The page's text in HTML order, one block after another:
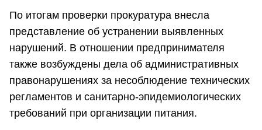
По итогам проверки прокуратура внесла
представление об устранении выявленных
нарушений. В отношении предпринимателя
также возбуждены дела об административных
правонарушениях за несоблюдение технических
регламентов и санитарно-эпидемиологических
требований при организации питания.